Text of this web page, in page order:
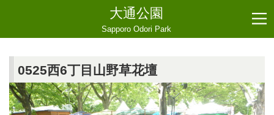
大通公園
Sapporo Odori Park
0525西6丁目山野草花壇